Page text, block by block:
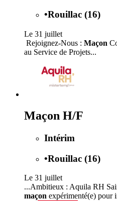
•Rouillac (16)
Le 31 juillet
️ Rejoignez-Nous : Maçon
au Service de Projets...
Maçon H/F
Intérim
•Rouillac (16)
Le 31 juillet
...Ambitieux : Aquila RH
maçon expérimenté(e) pour